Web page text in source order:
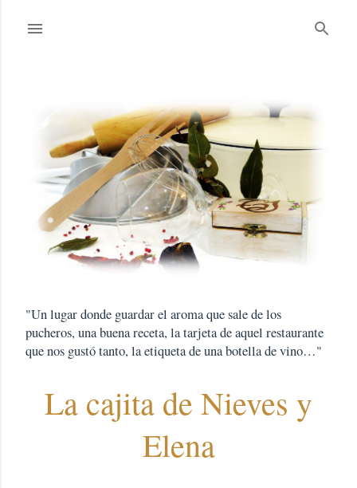
"Un lugar donde guardar el aroma que sale de los
pucheros, una buena receta, la tarjeta de aquel restaurante
que nos gustó tanto, la etiqueta de una botella de vino…"
La cajita de Nieves y
Elena